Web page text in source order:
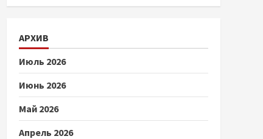
АРХИВ
Июль 2026
Июнь 2026
Май 2026
Апрель 2026